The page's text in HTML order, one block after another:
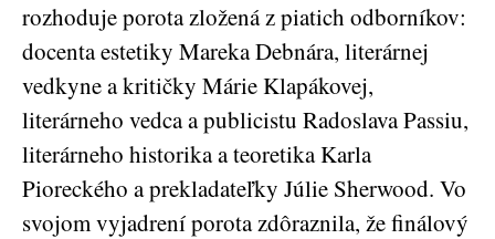
rozhoduje porota zložená z piatich odborníkov:
docenta estetiky Mareka Debnára, literárnej
vedkyne a kritičky Márie Klapákovej,
literárneho vedca a publicistu Radoslava Passiu,
literárneho historika a teoretika Karla
Pioreckého a prekladateľky Júlie Sherwood. Vo
svojom vyjadrení porota zdôraznila, že finálový